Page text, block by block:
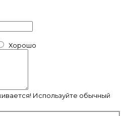
Хорошо
Используйте обычный